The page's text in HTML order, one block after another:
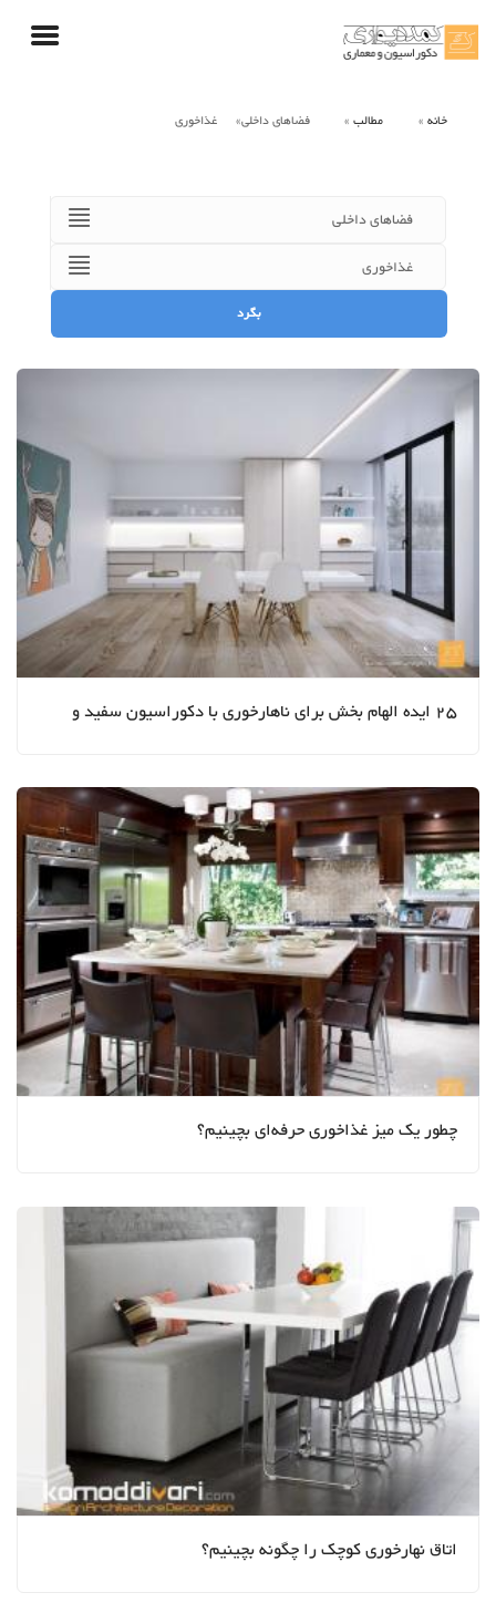
خانه مطالب فضاهای داخلی غذاخوری
25 ایده الهام بخش برای ناهارخوری با دکوراسیون سفید و
چطور یک میز غذاخوری حرفه‌ای بچینیم؟
اتاق نهارخوری کوچک را چگونه بچینیم؟